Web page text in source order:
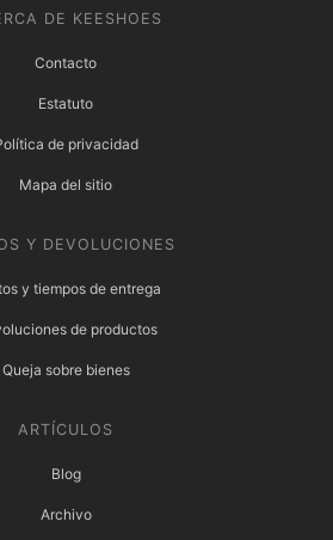
DE KEESHOES
Contacto
Estatuto
de privacidad
Mapa del sitio
Y DEVOLUCIONES
y tiempos de entrega
de productos
Queja sobre bienes
ARTÍCULOS
Blog
Archivo